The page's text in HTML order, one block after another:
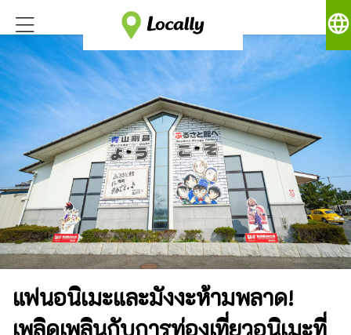
language
แฟนอนิเมะและมังงะห้ามพลาด!
เพลิดเพลินกับการท่องเที่ยวอนิเมะที่